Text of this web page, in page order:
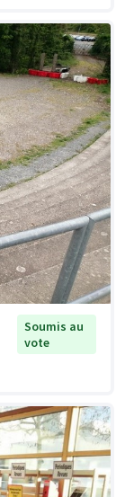
Soumis au
vote